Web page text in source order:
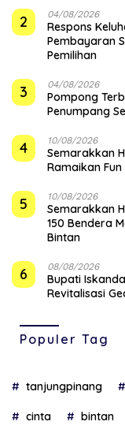
2 04/08/2026
‎Respons
Pembayaran
Pemilihan
3 04/08/2026
Pompong
Penumpang
4 10/08/2026
Semarakkan
Ramaikan
5 10/08/2026
Semarakkan
150 Bendera
Bintan
6 08/08/2026
Bupati
Revitalisasi
Populer Tag
tanjungpinang
cinta bintan